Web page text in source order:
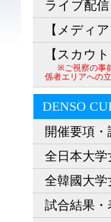
ライブ配信
【メディ
【スカウ
※ご視察の事
係者エリアへの
DENSO
開催要項
全日本大
全韓國大
試合結果・